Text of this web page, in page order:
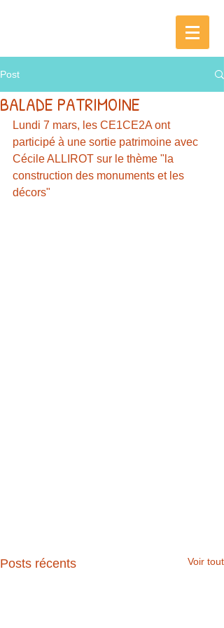
Post
BALADE PATRIMOINE
Lundi 7 mars, les CE1CE2A ont
participé à une sortie patrimoine avec
Cécile ALLIROT sur le thème "la
construction des monuments et les
décors"
Posts récents Voir tout